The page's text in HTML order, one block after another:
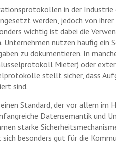
in der Industrie
werden, jedoch von
wichtig ist dabei die
Unternehmen nutzen häufig
zu dokumentieren. In
Mieter) oder
stellt sicher, dass
sind.
einen Standard, der vor allem
Datensemantik und
starke
sich besonders gut für die